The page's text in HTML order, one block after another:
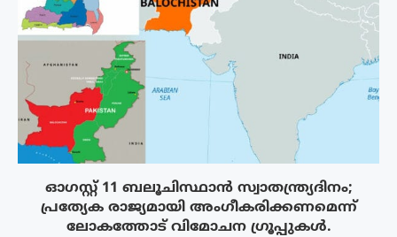
ഓഗസ്റ്റ് 11 ബലൂചിസ്ഥാൻ സ്വാതന്ത്ര്യദിനം;
പ്രത്യേക രാജ്യമായി അംഗീകരിക്കണമെന്ന്
ലോകത്തോട് വിമോചന ഗ്രൂപ്പുകൾ.